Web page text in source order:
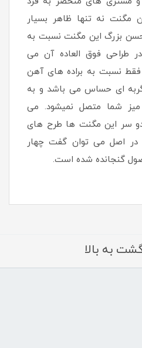
مگنت نه تنها ظاهر بسیار
حسن بزرگ این مگنت نسبت به
طراحی فوق العاده آن می
نسبت به براده های آهن
ای حساس می باشد و به
شما متصل نمیشود. می
دو سر این مگنت ها طرح های
در اصل می توان گفت چهار
گنجانده شده است.
به بالا